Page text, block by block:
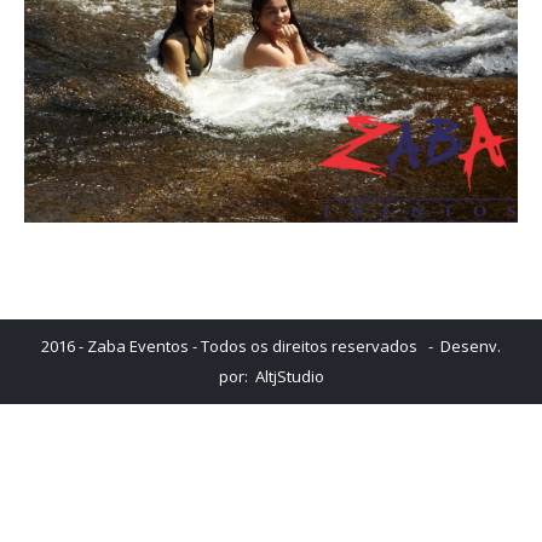
2016 - Zaba Eventos - Todos os direitos reservados - Desenv.
por: AltjStudio